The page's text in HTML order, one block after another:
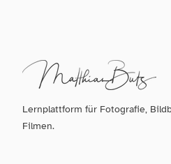
Lernplattform für Fotografie,
Filmen.